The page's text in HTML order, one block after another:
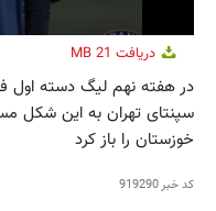
دریافت 21 MB
در هفته نهم لیگ دسته اول
سپنتای تهران به این شکل
خوزستان را باز کرد
کد خبر919290